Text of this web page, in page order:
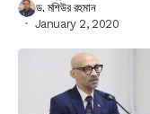
ড. মশিউর রহমান
January 2, 2020